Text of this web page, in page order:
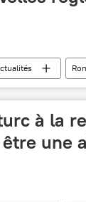
mesures
à la
une